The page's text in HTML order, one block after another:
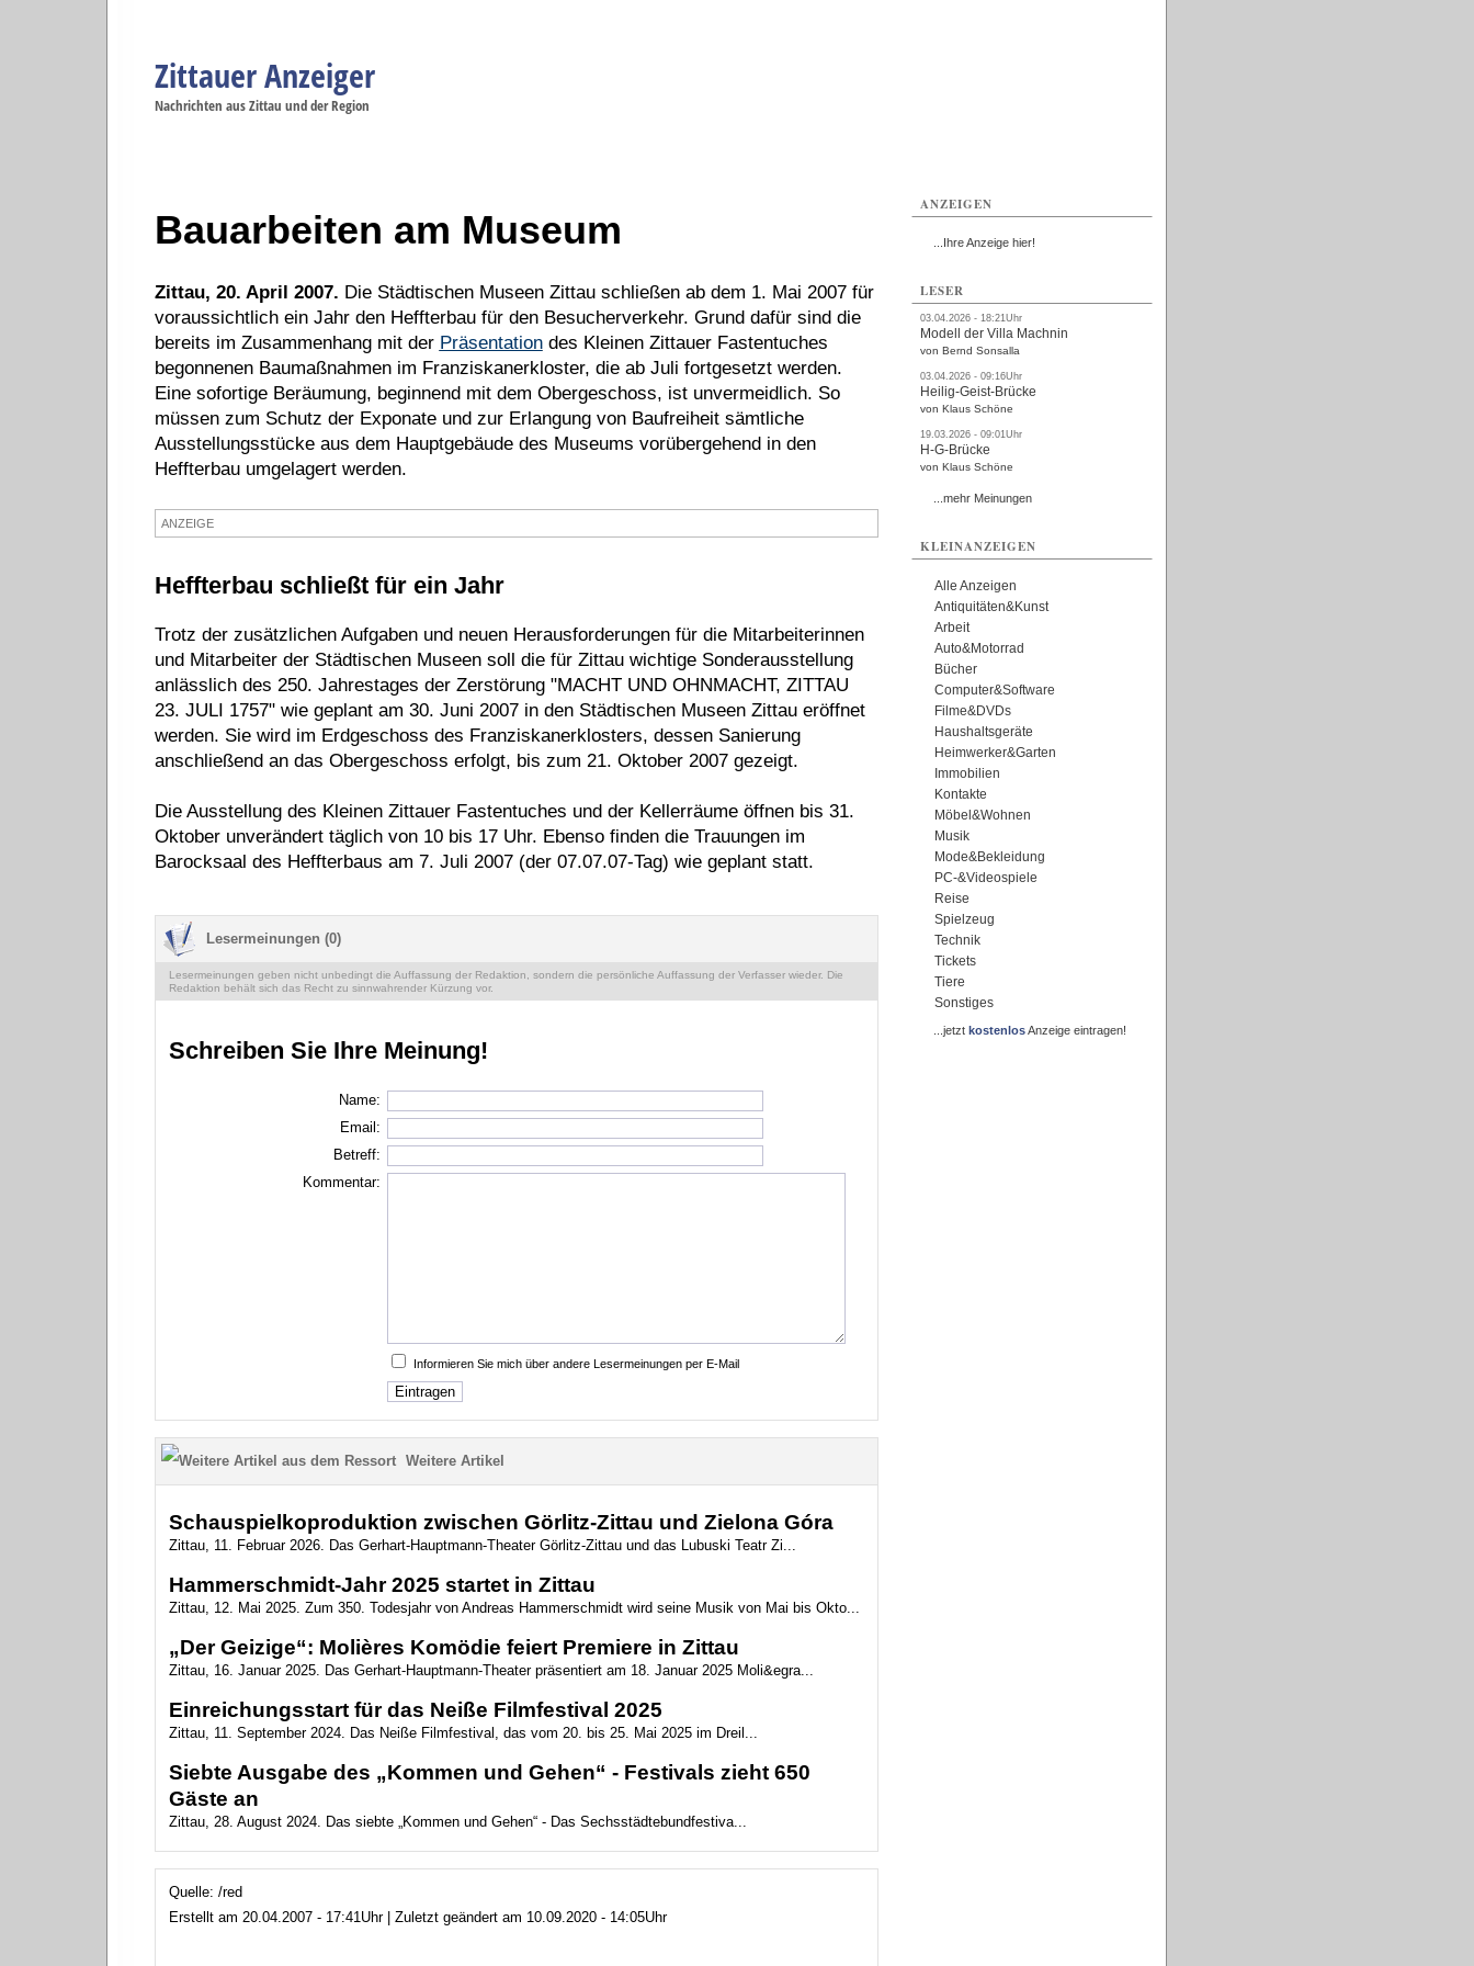
Zittauer Anzeiger
Nachrichten aus Zittau und der Region
Bauarbeiten am Museum
Zittau, 20. April 2007. Die Städtischen Museen Zittau schließen ab dem 1. Mai 2007 für
voraussichtlich ein Jahr den Heffterbau für den Besucherverkehr. Grund dafür sind die
bereits im Zusammenhang mit der Präsentationdes Kleinen Zittauer Fastentuches
begonnenen Baumaßnahmen im Franziskanerkloster, die ab Juli fortgesetzt werden.
Eine sofortige Beräumung, beginnend mit dem Obergeschoss, ist unvermeidlich. So
müssen zum Schutz der Exponate und zur Erlangung von Baufreiheit sämtliche
Ausstellungsstücke aus dem Hauptgebäude des Museums vorübergehend in den
Heffterbau umgelagert werden.
ANZEIGE
Heffterbau schließt für ein Jahr
Trotz der zusätzlichen Aufgaben und neuen Herausforderungen für die Mitarbeiterinnen
und Mitarbeiter der Städtischen Museen soll die für Zittau wichtige Sonderausstellung
anlässlich des 250. Jahrestages der Zerstörung "MACHT UND OHNMACHT, ZITTAU
23. JULI 1757" wie geplant am 30. Juni 2007 in den Städtischen Museen Zittau eröffnet
werden. Sie wird im Erdgeschoss des Franziskanerklosters, dessen Sanierung
anschließend an das Obergeschoss erfolgt, bis zum 21. Oktober 2007 gezeigt.
Die Ausstellung des Kleinen Zittauer Fastentuches und der Kellerräume öffnen bis 31.
Oktober unverändert täglich von 10 bis 17 Uhr. Ebenso finden die Trauungen im
Barocksaal des Heffterbaus am 7. Juli 2007 (der 07.07.07-Tag) wie geplant statt.
Lesermeinungen (0)
Lesermeinungen geben nicht unbedingt die Auffassung der Redaktion, sondern die persönliche Auffassung der Verfasser wieder. Die
Redaktion behält sich das Recht zu sinnwahrender Kürzung vor.
Schreiben Sie Ihre Meinung!
Name:
Email:
Betreff:
Kommentar:
Informieren Sie mich über andere Lesermeinungen per E-Mail
Weitere Artikel
Schauspielkoproduktion zwischen Görlitz-Zittau und Zielona Góra
Zittau, 11. Februar 2026. Das Gerhart-Hauptmann-Theater Görlitz-Zittau und das Lubuski Teatr Zi...
Hammerschmidt-Jahr 2025 startet in Zittau
Zittau, 12. Mai 2025. Zum 350. Todesjahr von Andreas Hammerschmidt wird seine Musik von Mai bis Okto...
„Der Geizige“: Molières Komödie feiert Premiere in Zittau
Zittau, 16. Januar 2025. Das Gerhart-Hauptmann-Theater präsentiert am 18. Januar 2025 Moli&egra...
Einreichungsstart für das Neiße Filmfestival 2025
Zittau, 11. September 2024. Das Neiße Filmfestival, das vom 20. bis 25. Mai 2025 im Dreil...
Siebte Ausgabe des „Kommen und Gehen“ - Festivals zieht 650
Gäste an
Zittau, 28. August 2024. Das siebte „Kommen und Gehen“ - Das Sechsstädtebundfestiva...
Quelle: /red
Erstellt am 20.04.2007 - 17:41Uhr | Zuletzt geändert am 10.09.2020 - 14:05Uhr
ANZEIGEN
...Ihre Anzeige hier!
LESER
03.04.2026 - 18:21Uhr
Modell der Villa Machnin
von Bernd Sonsalla
03.04.2026 - 09:16Uhr
Heilig-Geist-Brücke
von Klaus Schöne
19.03.2026 - 09:01Uhr
H-G-Brücke
von Klaus Schöne
...mehr Meinungen
KLEINANZEIGEN
Alle Anzeigen
Antiquitäten&Kunst
Arbeit
Auto&Motorrad
Bücher
Computer&Software
Filme&DVDs
Haushaltsgeräte
Heimwerker&Garten
Immobilien
Kontakte
Möbel&Wohnen
Musik
Mode&Bekleidung
PC-&Videospiele
Reise
Spielzeug
Technik
Tickets
Tiere
Sonstiges
...jetzt kostenlosAnzeige eintragen!